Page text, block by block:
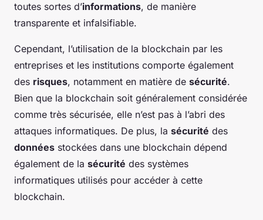
toutes sortes d’informations, de manière
transparente et infalsifiable.
Cependant, l’utilisation de la blockchain par les
entreprises et les institutions comporte également
des risques, notamment en matière de sécurité.
Bien que la blockchain soit généralement considérée
comme très sécurisée, elle n’est pas à l’abri des
attaques informatiques. De plus, la sécurité des
données stockées dans une blockchain dépend
également de la sécurité des systèmes
informatiques utilisés pour accéder à cette
blockchain.